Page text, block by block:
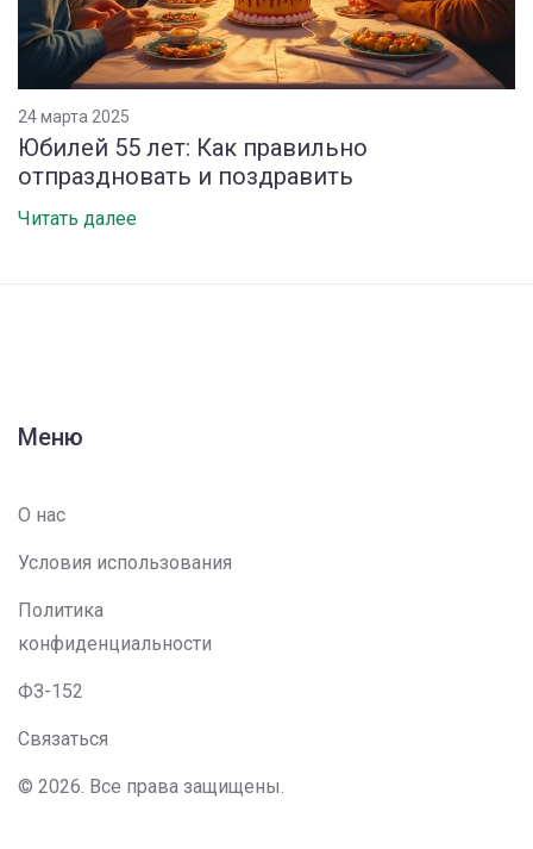
24 марта 2025
Юбилей 55 лет: Как правильно
отпраздновать и поздравить
Читать далее
Меню
О нас
Условия использования
Политика
конфиденциальности
ФЗ-152
Связаться
© 2026. Все права защищены.